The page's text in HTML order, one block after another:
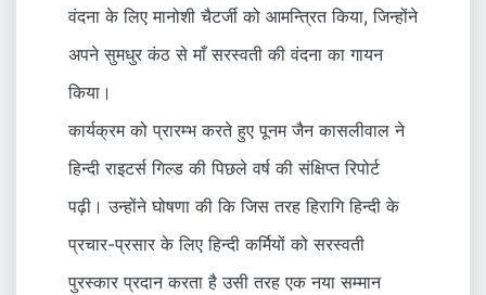
वंदना के लिए मानोशी चैटर्जी को आमन्त्रित किया, जिन्होंने
अपने सुमधुर कंठ से माँ सरस्वती की वंदना का गायन
किया।
कार्यक्रम को प्रारम्भ करते हुए पूनम जैन कासलीवाल ने
हिन्दी राइटर्स गिल्ड की पिछले वर्ष की संक्षिप्त रिपोर्ट
पढ़ी। उन्होंने घोषणा की कि जिस तरह हिरागि हिन्दी के
प्रचार-प्रसार के लिए हिन्दी कर्मियों को सरस्वती
पुरस्कार प्रदान करता है उसी तरह एक नया सम्मान